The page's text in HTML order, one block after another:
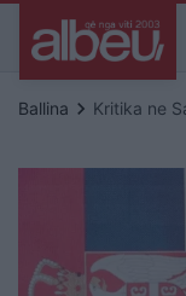
Ballina keyboard_arrow_right Kritika ne